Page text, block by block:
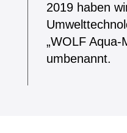
2019 haben
„WOLF Aqua-
umbenannt.